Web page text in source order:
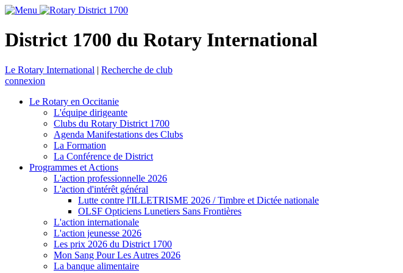
District 1700 du Rotary International
Le Rotary International | Recherche de club
connexion
Le Rotary en Occitanie
L'équipe dirigeante
Clubs du Rotary District 1700
Agenda Manifestations des Clubs
La Formation
La Conférence de District
Programmes et Actions
L'action professionnelle 2026
L'action d'intérêt général
Lutte contre l'ILLETRISME 2026 / Timbre et Dictée nationale
OLSF Opticiens Lunetiers Sans Frontières
L'action internationale
L'action jeunesse 2026
Les prix 2026 du District 1700
Mon Sang Pour Les Autres 2026
La banque alimentaire